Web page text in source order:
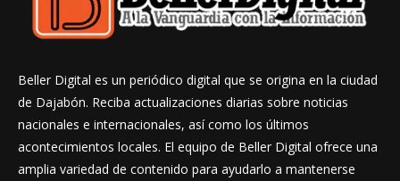
Beller Digital es un periódico digital que se origina en la ciudad
de Dajabón. Reciba actualizaciones diarias sobre noticias
nacionales e internacionales, así como los últimos
acontecimientos locales. El equipo de Beller Digital ofrece una
amplia variedad de contenido para ayudarlo a mantenerse